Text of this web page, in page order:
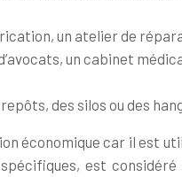
un atelier de
un cabinet
des silos ou des
économique car il est
est